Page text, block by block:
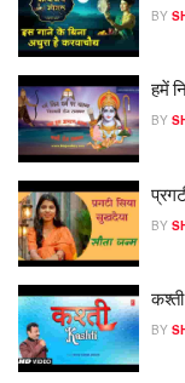
BY
हमें
BY
BY
BY